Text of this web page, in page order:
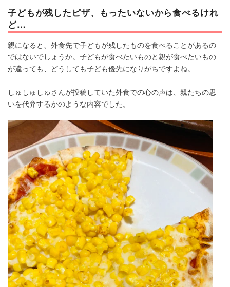
子どもが残したピザ、もったいないから食べるけれ
ど…
親になると、外食先で子どもが残したものを食べることがあるの
ではないでしょうか。子どもが食べたいものと親が食べたいもの
が違っても、どうしても子ども優先になりがちですよね。
しゅしゅしゅさんが投稿していた外食での心の声は、親たちの思
いを代弁するかのような内容でした。